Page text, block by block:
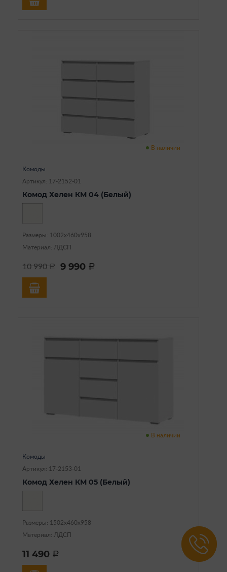
В наличии
Комоды
Артикул: 17-2152-01
Комод Хелен КМ 04 (Белый)
Размеры: 1002х460х958
Материал: ЛДСП
10 990a 9 990 a
В наличии
Комоды
Артикул: 17-2153-01
Комод Хелен КМ 05 (Белый)
Размеры: 1502х460х958
Материал: ЛДСП
11 490 a